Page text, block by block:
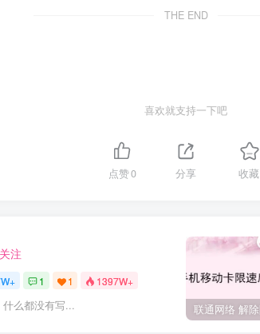
THE END
喜欢就支持一下吧
点赞0 分享 收藏
关注
1 1 1397W+
么都没有写...